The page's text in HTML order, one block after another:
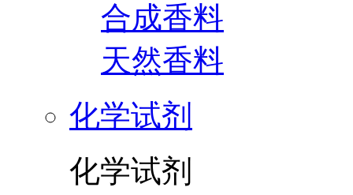
合成香料
天然香料
化学试剂
化学试剂